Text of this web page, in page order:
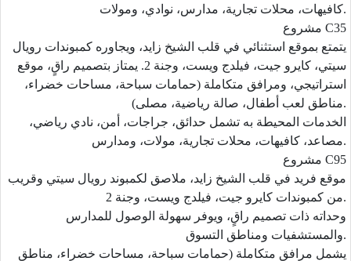
كافيهات، محلات تجارية، مدارس، نوادي، ومولات.
مشروع C35
سيتي، كايرو جيت، فيلدج ويست، وجنة 2. يمتاز بتصميم راقٍ، موقع
استراتيجي، ومرافق متكاملة (حمامات سباحة، مساحات خضراء،
مناطق لعب أطفال، صالة رياضية، مصلى).
الخدمات المحيطة به تشمل حدائق، جراجات، أمن، نادي رياضي،
مصاعد، كافيهات، محلات تجارية، مولات، ومدارس.
مشروع C95
من كمبوندات كايرو جيت، فيلدج ويست، وجنة 2.
وحداته ذات تصميم راقٍ، ويوفر سهولة الوصول للمدارس
والمستشفيات ومناطق التسوق.
يشمل مرافق متكاملة (حمامات سباحة، مساحات خضراء، مناطق